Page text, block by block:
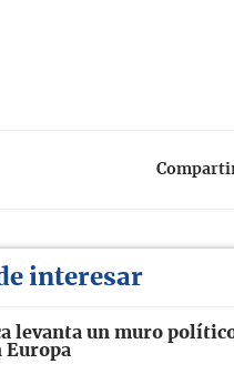
interesar
levanta un muro
Europa